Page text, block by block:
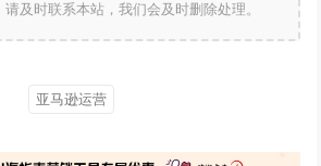
请及时联系本站，我们会及时删除处理。
亚马逊运营